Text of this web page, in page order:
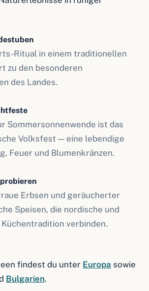
Ritual in einem traditionellen
zu den besonderen
des Landes.
Sommersonnenwende ist das
Volksfest — eine lebendige
Feuer und Blumenkränzen.
Erbsen und geräucherter
Speisen, die nordische und
verbinden.
findest du unter Europa sowie
Bulgarien.